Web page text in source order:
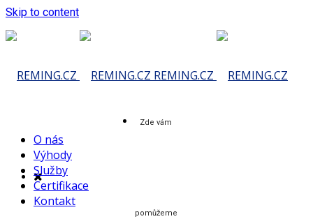
Skip to content
REMING.CZ
Zde vám
pomůžeme
O nás
Výhody
Služby
Certifikace
Kontakt